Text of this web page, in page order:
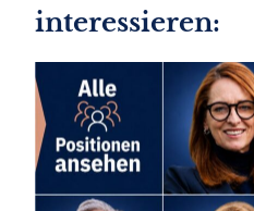
interessieren: